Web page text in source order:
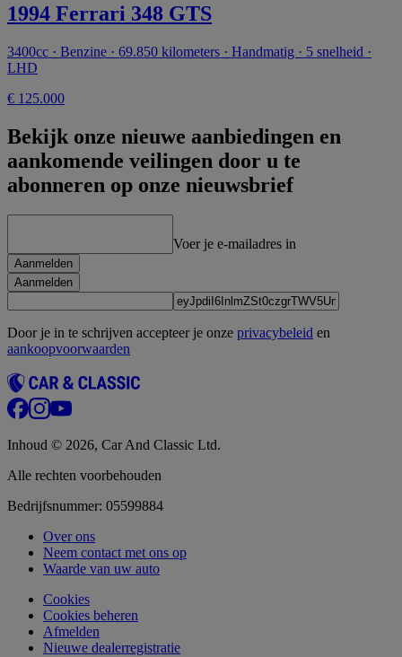
1994 Ferrari 348 GTS
3400cc · Benzine · 69.850 kilometers · Handmatig · 5 snelheid ·
LHD
€ 125.000
Bekijk onze nieuwe aanbiedingen en
aankomende veilingen door u te
abonneren op onze nieuwsbrief
Voer je e-mailadres in
Aanmelden
Aanmelden
Door je in te schrijven accepteer je onze privacybeleid en
aankoopvoorwaarden
Inhoud © 2026, Car And Classic Ltd.
Alle rechten voorbehouden
Bedrijfsnummer: 05599884
Over ons
Neem contact met ons op
Waarde van uw auto
Cookies
Cookies beheren
Afmelden
Nieuwe dealerregistratie